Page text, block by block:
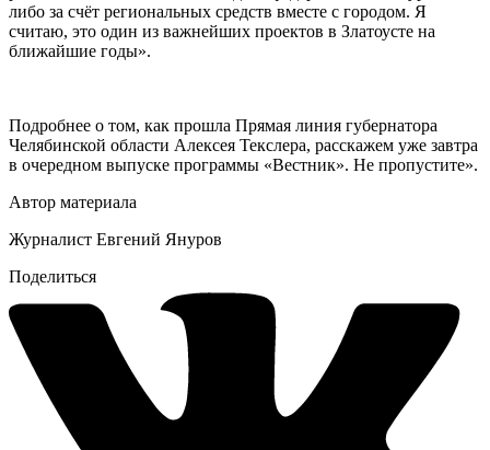
либо за счёт региональных средств вместе с городом. Я
считаю, это один из важнейших проектов в Златоусте на
ближайшие годы».
Подробнее о том, как прошла Прямая линия губернатора
Челябинской области Алексея Текслера, расскажем уже завтра
в очередном выпуске программы «Вестник». Не пропустите».
Автор материала
Журналист Евгений Януров
Поделиться